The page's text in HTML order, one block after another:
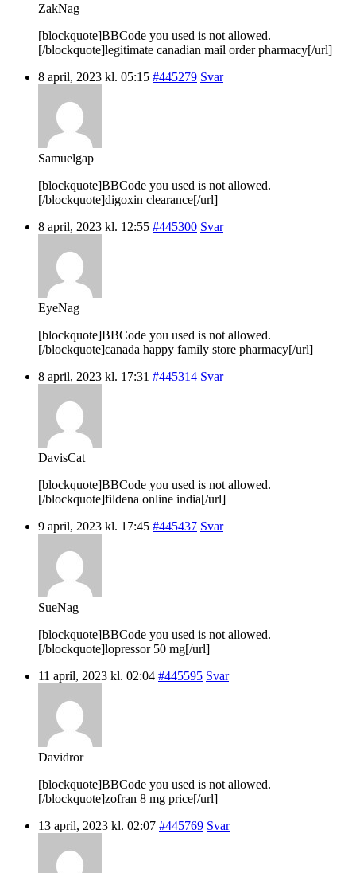
ZakNag
[blockquote]BBCode you used is not allowed.
[/blockquote]legitimate canadian mail order pharmacy[/url]
8 april, 2023 kl. 05:15 #445279 Svar
Samuelgap
[blockquote]BBCode you used is not allowed.
[/blockquote]digoxin clearance[/url]
8 april, 2023 kl. 12:55 #445300 Svar
EyeNag
[blockquote]BBCode you used is not allowed.
[/blockquote]canada happy family store pharmacy[/url]
8 april, 2023 kl. 17:31 #445314 Svar
DavisCat
[blockquote]BBCode you used is not allowed.
[/blockquote]fildena online india[/url]
9 april, 2023 kl. 17:45 #445437 Svar
SueNag
[blockquote]BBCode you used is not allowed.
[/blockquote]lopressor 50 mg[/url]
11 april, 2023 kl. 02:04 #445595 Svar
Davidror
[blockquote]BBCode you used is not allowed.
[/blockquote]zofran 8 mg price[/url]
13 april, 2023 kl. 02:07 #445769 Svar